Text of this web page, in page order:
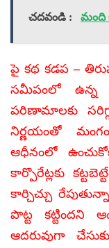
చదవండి : మంది
పై కథ కడప –
సమీపంలో ఉన్న
పరిణామాలకు
నిర్ణయంతో
ఆధీనంలో
కార్పొరేట్లకు
కార్చిచ్చు
పొట్ట కట్టిందని
ఆదరువుగా